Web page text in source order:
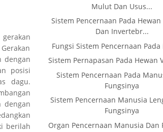
dengan
posisi
dagu.
dengan
berilah
Mulut Dan Usus...
Sistem Pencernaan Pada
Dan Invertebr...
Fungsi Sistem Pencernaan
Sistem Pernapasan Pada Hewan
Sistem Pencernaan Pada
Fungsinya
Sistem Pencernaan Manusia
Fungsinya
Organ Pencernaan Manusia Dan